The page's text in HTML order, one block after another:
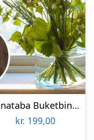
Hanataba Buketbinder
kr. 199,00